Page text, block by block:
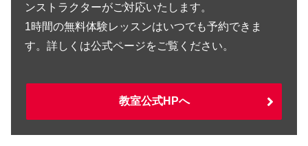
ンストラクターがご対応いたします。
1時間の無料体験レッスンはいつでも予約できま
す。詳しくは公式ページをご覧ください。
教室公式HPへ